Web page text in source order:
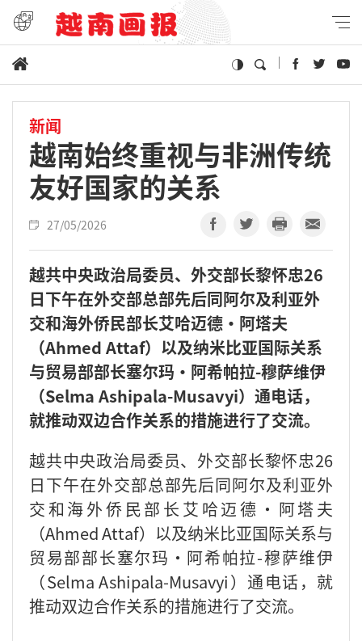
新闻
越南始终重视与非洲传统
友好国家的关系
27/05/2026
越共中央政治局委员、外交部长黎怀忠26
日下午在外交部总部先后同阿尔及利亚外
交和海外侨民部长艾哈迈德·阿塔夫
（Ahmed Attaf）以及纳米比亚国际关系
与贸易部部长塞尔玛·阿希帕拉-穆萨维伊
（Selma Ashipala-Musavyi）通电话，
就推动双边合作关系的措施进行了交流。
越共中央政治局委员、外交部长黎怀忠26
日下午在外交部总部先后同阿尔及利亚外
交和海外侨民部长艾哈迈德·阿塔夫
（Ahmed Attaf）以及纳米比亚国际关系与
贸易部部长塞尔玛·阿希帕拉-穆萨维伊
（Selma Ashipala-Musavyi）通电话，就
推动双边合作关系的措施进行了交流。